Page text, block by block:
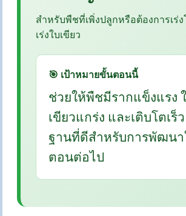
สำหรับพืชที่เพิ่งปลูกหรือต้องการเร่ง
เร่งใบเขียว
🎯 เป้าหมายขั้นตอนนี้
ช่วยให้พืชมีรากแข็งแรง
เขียวแกร่ง และเติบโตเร็
ฐานที่ดีสำหรับการพัฒน
ตอนต่อไป